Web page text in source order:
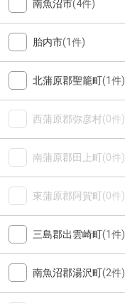
南魚沼市(4件)
胎内市(1件)
北蒲原郡聖籠町(1件)
西蒲原郡弥彦村(0件)
南蒲原郡田上町(0件)
東蒲原郡阿賀町(0件)
三島郡出雲崎町(1件)
南魚沼郡湯沢町(2件)